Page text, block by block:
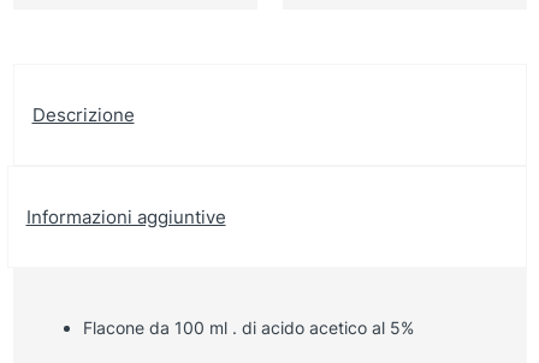
Descrizione
Informazioni aggiuntive
Flacone da 100 ml . di acido acetico al 5%